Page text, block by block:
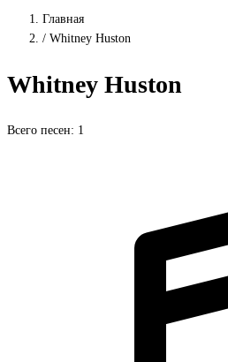
Главная
/ Whitney Huston
Whitney Huston
Всего песен: 1